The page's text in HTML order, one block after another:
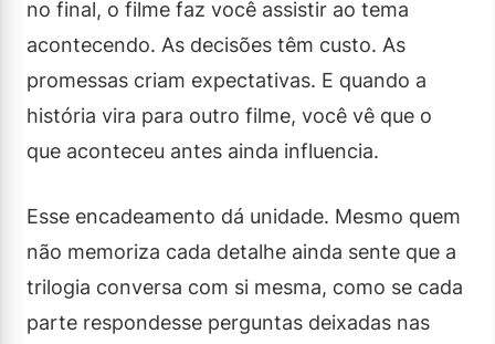
no final, o filme faz você assistir ao tema
acontecendo. As decisões têm custo. As
promessas criam expectativas. E quando a
história vira para outro filme, você vê que o
que aconteceu antes ainda influencia.
Esse encadeamento dá unidade. Mesmo quem
não memoriza cada detalhe ainda sente que a
trilogia conversa com si mesma, como se cada
parte respondesse perguntas deixadas nas